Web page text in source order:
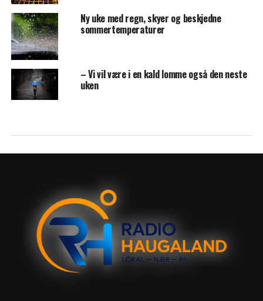
Ny uke med regn, skyer og beskjedne
sommertemperaturer
– Vi vil være i en kald lomme også den neste
uken